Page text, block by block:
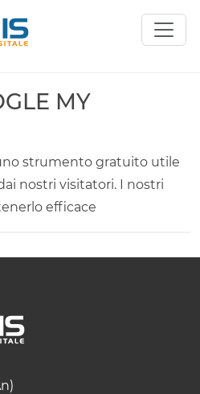
MY
strumento gratuito utile
nostri visitatori. I nostri
efficace